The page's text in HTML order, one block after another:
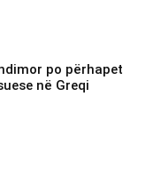
po përhapet
në Greqi